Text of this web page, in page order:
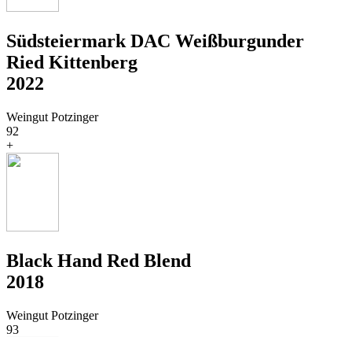
Südsteiermark DAC Weißburgunder
Ried Kittenberg
2022
Weingut Potzinger
92
+
Black Hand Red Blend
2018
Weingut Potzinger
93